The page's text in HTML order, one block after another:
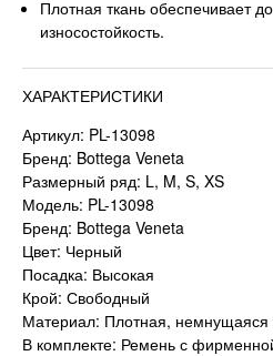
Плотная ткань обеспечивает
износостойкость.
ХАРАКТЕРИСТИКИ
Артикул: PL-13098
Бренд: Bottega Veneta
Размерный ряд: L, M, S, XS
Модель: PL-13098
Бренд: Bottega Veneta
Цвет: Черный
Посадка: Высокая
Крой: Свободный
Материал: Плотная, немнущаяся
В комплекте: Ремень с